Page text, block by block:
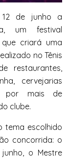
12 de junho a
um festival
criará uma
no Tênis
restaurantes,
cervejarias
por mais de
clube.
tema escolhido
concorrida: o
o Mestre